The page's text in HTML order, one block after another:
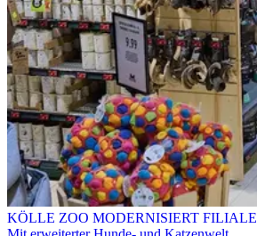
KÖLLE ZOO MODERNISIERT FILIALE